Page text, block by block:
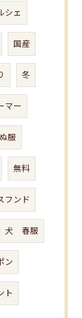
シェ
国産
冬
マー
服
無料
フンド
犬 春服
ン
ト